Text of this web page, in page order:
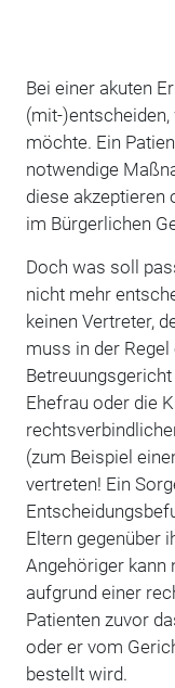
Bei einer akuten
(mit-
möchte. Ein
notwendige
diese akzeptieren
im Bürgerlichen
Doch was soll
nicht mehr
keinen Vertreter,
muss in der
Ehefrau oder die
(zum Beispiel
vertreten! Ein
Eltern gegenüber
Angehöriger kann
aufgrund einer
Patienten zuvor
oder er vom
bestellt wird.